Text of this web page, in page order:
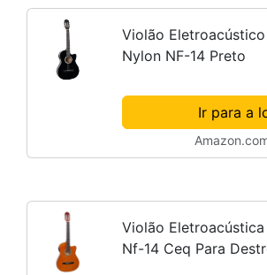
Violão
Nylon NF-14 Preto
Ir para a
Violão
Nf-14 Ceq Para